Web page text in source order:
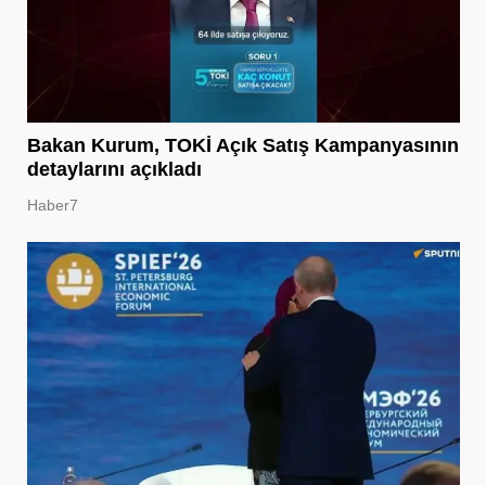
Bakan Kurum, TOKİ Açık Satış Kampanyasının
detaylarını açıkladı
Haber7